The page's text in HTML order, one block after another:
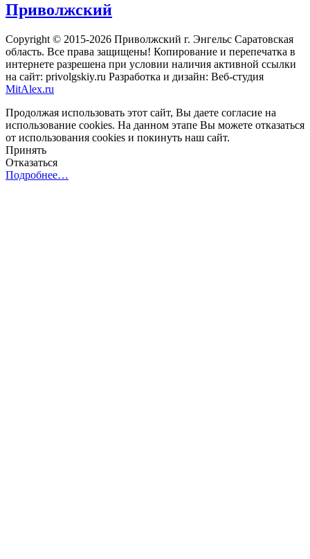
Приволжский
Copyright © 2015-2026 Приволжский г. Энгельс Саратовская
область. Все права защищены! Копирование и перепечатка в
интернете разрешена при условии наличия активной ссылки
на сайт: privolgskiy.ru Разработка и дизайн: Веб-студия
MitAlex.ru
Продолжая использовать этот сайт, Вы даете согласие на
использование cookies. На данном этапе Вы можете отказаться
от использования cookies и покинуть наш сайт.
Принять
Отказаться
Подробнее…